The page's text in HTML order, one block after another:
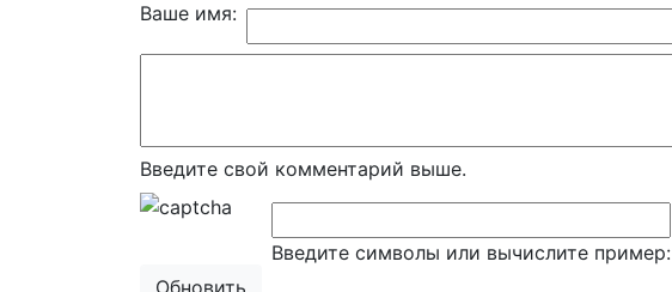
Ваше имя:
Введите свой комментарий выше.
Обновить
Введите символы или вычислите пример: